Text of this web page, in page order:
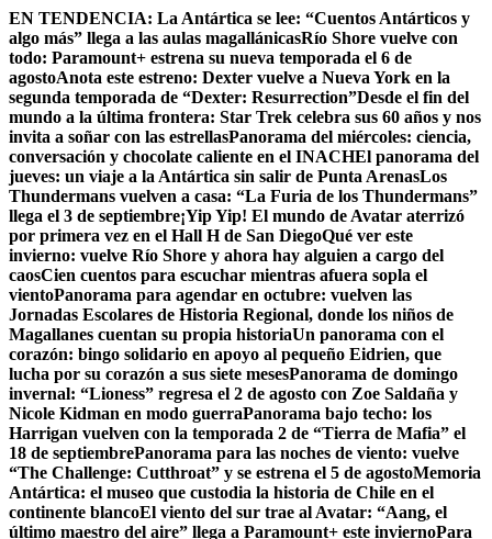
Skip
to
content
EN TENDENCIA: La Antártica se lee: “Cuentos Antárticos y
algo más” llega a las aulas magallánicasRío Shore vuelve con
todo: Paramount+ estrena su nueva temporada el 6 de
agostoAnota este estreno: Dexter vuelve a Nueva York en la
segunda temporada de “Dexter: Resurrection”Desde el fin del
mundo a la última frontera: Star Trek celebra sus 60 años y nos
invita a soñar con las estrellasPanorama del miércoles: ciencia,
conversación y chocolate caliente en el INACHEl panorama del
jueves: un viaje a la Antártica sin salir de Punta ArenasLos
Thundermans vuelven a casa: “La Furia de los Thundermans”
llega el 3 de septiembre¡Yip Yip! El mundo de Avatar aterrizó
por primera vez en el Hall H de San DiegoQué ver este
invierno: vuelve Río Shore y ahora hay alguien a cargo del
caosCien cuentos para escuchar mientras afuera sopla el
vientoPanorama para agendar en octubre: vuelven las
Jornadas Escolares de Historia Regional, donde los niños de
Magallanes cuentan su propia historiaUn panorama con el
corazón: bingo solidario en apoyo al pequeño Eidrien, que
lucha por su corazón a sus siete mesesPanorama de domingo
invernal: “Lioness” regresa el 2 de agosto con Zoe Saldaña y
Nicole Kidman en modo guerraPanorama bajo techo: los
Harrigan vuelven con la temporada 2 de “Tierra de Mafia” el
18 de septiembrePanorama para las noches de viento: vuelve
“The Challenge: Cutthroat” y se estrena el 5 de agostoMemoria
Antártica: el museo que custodia la historia de Chile en el
continente blancoEl viento del sur trae al Avatar: “Aang, el
último maestro del aire” llega a Paramount+ este inviernoPara